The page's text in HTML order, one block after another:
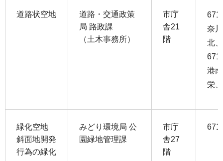
道路状空地
道路・交通政策
局 路政課
（土木事務所）
市庁
舎21
階
奈
北
港
栄
緑化空地
斜面地開発
行為の緑化
みどり環境局 公
園緑地管理課
市庁
舎27
階